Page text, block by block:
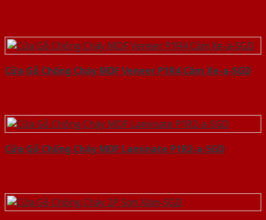
Cửa Gỗ Chống Cháy MDF Veneer P1R4 Căm Xe-a-SGD
Cửa Gỗ Chống Cháy MDF Laminate P1R2-a-SGD